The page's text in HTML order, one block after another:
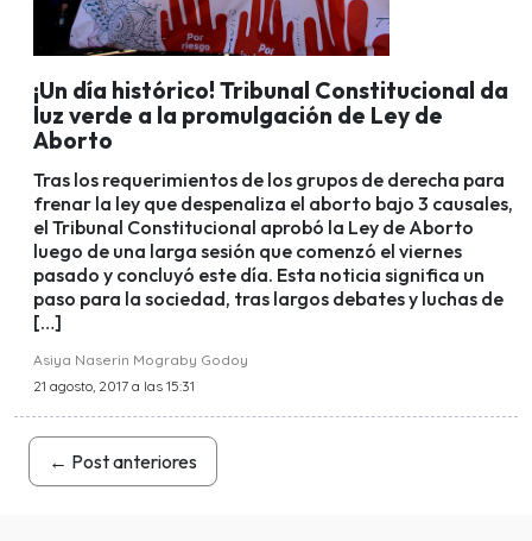
¡Un día histórico! Tribunal Constitucional da
luz verde a la promulgación de Ley de
Aborto
Tras los requerimientos de los grupos de derecha para
frenar la ley que despenaliza el aborto bajo 3 causales,
el Tribunal Constitucional aprobó la Ley de Aborto
luego de una larga sesión que comenzó el viernes
pasado y concluyó este día. Esta noticia significa un
paso para la sociedad, tras largos debates y luchas de
[…]
Asiya Naserin Mograby Godoy
21 agosto, 2017 a las 15:31
← Post anteriores